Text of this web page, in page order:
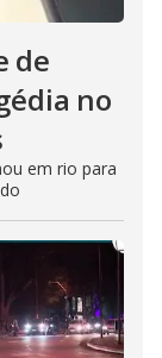
de
no
em rio para